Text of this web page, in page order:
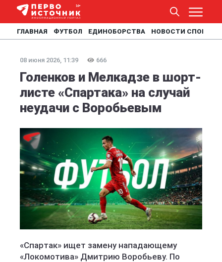
ГЛАВНАЯ ФУТБОЛ ЕДИНОБОРСТВА НОВОСТИ СПОРТА
08 июня 2026, 11:39 666
Голенков и Мелкадзе в шорт-
листе «Спартака» на случай
неудачи с Воробьевым
«Спартак» ищет замену нападающему
«Локомотива» Дмитрию Воробьеву. По